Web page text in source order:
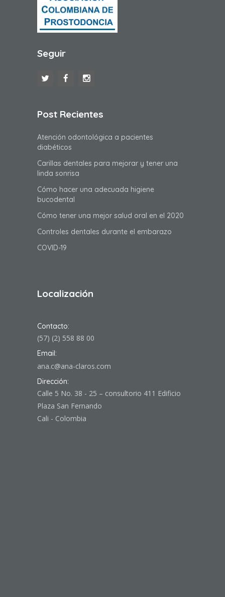
Seguir
Post Recientes
Atención odontológica a pacientes
diabéticos
Carillas dentales para mejorar y tener una
linda sonrisa
Cómo hacer una adecuada higiene
bucodental
Cómo tener una mejor salud oral en el 2020
Controles dentales durante el embarazo
COVID-19
Localización
Contacto:
(57) (2) 558 88 00
Email:
ana.c@ana-claros.com
Dirección:
Calle 5 No. 38 - 25 – consultorio 411 Edificio
Plaza San Fernando
Cali - Colombia